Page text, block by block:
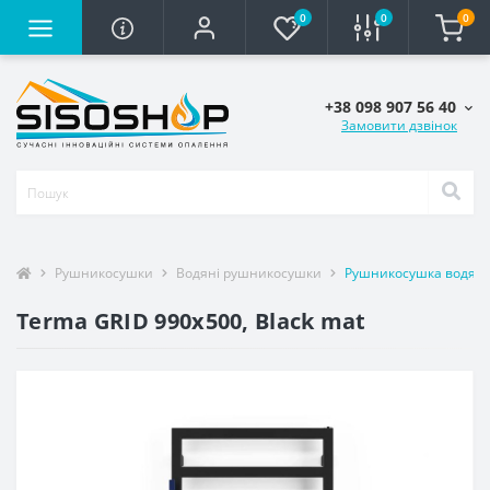
0 0 0
+38 098 907 56 40
Замовити дзвінок
Рушникосушки Водяні рушникосушки Рушникосушка
Terma GRID 990x500, Black mat